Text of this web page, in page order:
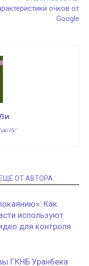
очков от
Google
ЕЩЕ ОТ АВТОРА
Как
используют
для контроля
ГКНБ Уранбека